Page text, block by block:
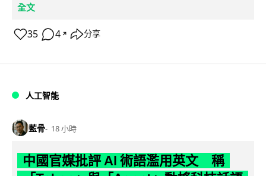
全文
35 4 ↗ 分享
人工智能
藍骨 18 小時
中國官媒批評 AI 術語濫用英文 稱